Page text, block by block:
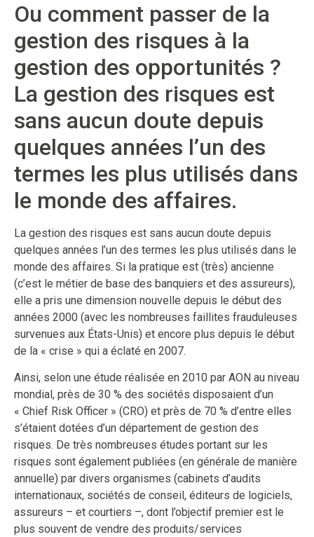
Ou comment passer de la
gestion des risques à la
gestion des opportunités ?
La gestion des risques est
sans aucun doute depuis
quelques années l’un des
termes les plus utilisés dans
le monde des affaires.
La gestion des risques est sans aucun doute depuis
quelques années l’un des termes les plus utilisés dans le
monde des affaires. Si la pratique est (très) ancienne
(c’est le métier de base des banquiers et des assureurs),
elle a pris une dimension nouvelle depuis le début des
années 2000 (avec les nombreuses faillites frauduleuses
survenues aux États-Unis) et encore plus depuis le début
de la « crise » qui a éclaté en 2007.
Ainsi, selon une étude réalisée en 2010 par AON au niveau
mondial, près de 30 % des sociétés disposaient d’un
« Chief Risk Officer » (CRO) et près de 70 % d’entre elles
s’étaient dotées d’un département de gestion des
risques. De très nombreuses études portant sur les
risques sont également publiées (en générale de manière
annuelle) par divers organismes (cabinets d’audits
internationaux, sociétés de conseil, éditeurs de logiciels,
assureurs – et courtiers –, dont l’objectif premier est le
plus souvent de vendre des produits/services